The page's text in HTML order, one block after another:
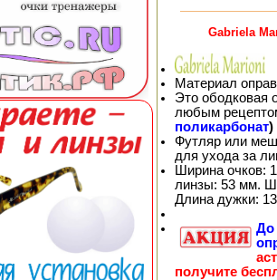
Gabriela
Материал
Это ободковая
любым
поликарбонат)
Футляр или
для ухода за
Ширина очков:
линзы: 53 мм.
Длина дужки:
До
получите